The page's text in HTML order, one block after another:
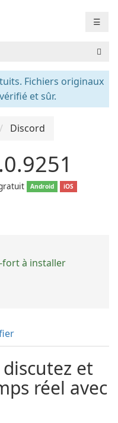
☰
Fichiers originaux
et sûr.
Discord
Android
iOS
fort à installer
et
réel avec